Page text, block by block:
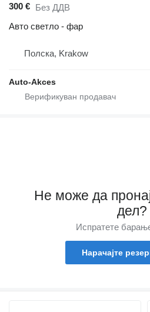
300 € Без ДДВ
Авто светло - фар
Полска, Krakow
Auto-Akces
Не може да
дел?
Испратете
Нарачајте